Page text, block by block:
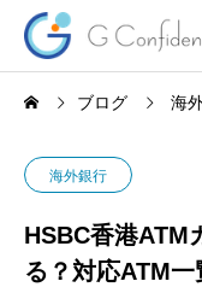
ブログ 海
海外銀行
HSBC香港ATM
る？対応ATM